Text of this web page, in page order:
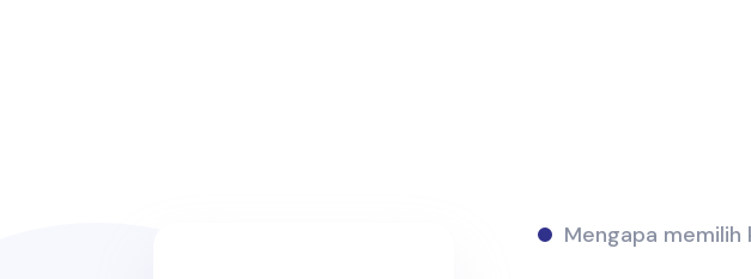
Mengapa memilih